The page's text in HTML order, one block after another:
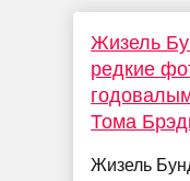
Жизель
редкие
Тома
Жизель